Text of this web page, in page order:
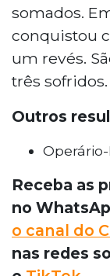
somados.
conquistou
um revés.
três sofridos.
Outros
Operário-
Receba as
no
o canal do
nas redes